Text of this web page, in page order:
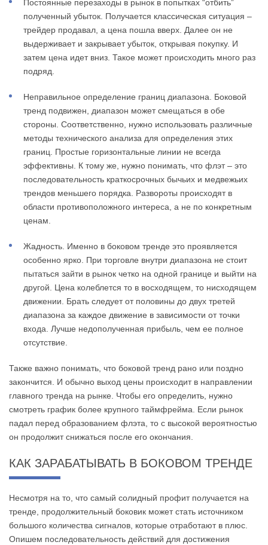
Постоянные перезаходы в рынок в попытках “отбить”
полученный убыток. Получается классическая ситуация –
трейдер продавал, а цена пошла вверх. Далее он не
выдерживает и закрывает убыток, открывая покупку. И
затем цена идет вниз. Такое может происходить много раз
подряд.
Неправильное определение границ диапазона. Боковой
тренд подвижен, диапазон может смещаться в обе
стороны. Соответственно, нужно использовать различные
методы технического анализа для определения этих
границ. Простые горизонтальные линии не всегда
эффективны. К тому же, нужно понимать, что флэт – это
последовательность краткосрочных бычьих и медвежьих
трендов меньшего порядка. Развороты происходят в
области противоположного интереса, а не по конкретным
ценам.
Жадность. Именно в боковом тренде это проявляется
особенно ярко. При торговле внутри диапазона не стоит
пытаться зайти в рынок четко на одной границе и выйти на
другой. Цена колеблется то в восходящем, то нисходящем
движении. Брать следует от половины до двух третей
диапазона за каждое движение в зависимости от точки
входа. Лучше недополученная прибыль, чем ее полное
отсутствие.
Также важно понимать, что боковой тренд рано или поздно
закончится. И обычно выход цены происходит в направлении
главного тренда на рынке. Чтобы его определить, нужно
смотреть график более крупного таймфрейма. Если рынок
падал перед образованием флэта, то с высокой вероятностью
он продолжит снижаться после его окончания.
КАК ЗАРАБАТЫВАТЬ В БОКОВОМ ТРЕНДЕ
Несмотря на то, что самый солидный профит получается на
тренде, продолжительный боковик может стать источником
большого количества сигналов, которые отработают в плюс.
Опишем последовательность действий для достижения